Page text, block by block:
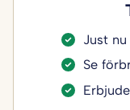
Just
Se